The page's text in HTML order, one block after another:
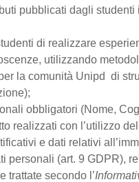
pubblicati dagli
di realizzare
utilizzando
la comunità Unipd di
obbligatori (Nome,
realizzati con l’utilizzo
e dati relativi
personali (art. 9 GDPR),
trattate secondo l’